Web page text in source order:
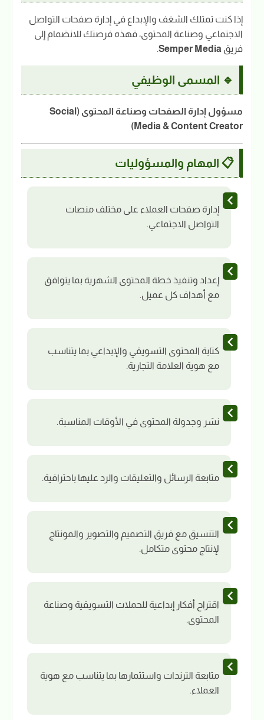
إذا كنت تمتلك الشغف والإبداع في إدارة صفحات التواصل
الاجتماعي وصناعة المحتوى، فهذه فرصتك للانضمام إلى
فريق Semper Media
.
🔹 المسمى الوظيفي
مسؤول إدارة الصفحات وصناعة المحتوى (Social
Media & Content Creator)
📋 المهام والمسؤوليات
إدارة صفحات العملاء على مختلف منصات
التواصل الاجتماعي.
إعداد وتنفيذ خطة المحتوى الشهرية بما يتوافق
مع أهداف كل عميل.
كتابة المحتوى التسويقي والإبداعي بما يتناسب
مع هوية العلامة التجارية.
نشر وجدولة المحتوى في الأوقات المناسبة.
متابعة الرسائل والتعليقات والرد عليها باحترافية.
التنسيق مع فريق التصميم والتصوير والمونتاج
لإنتاج محتوى متكامل.
اقتراح أفكار إبداعية للحملات التسويقية وصناعة
المحتوى.
متابعة الترندات واستثمارها بما يتناسب مع هوية
العملاء.